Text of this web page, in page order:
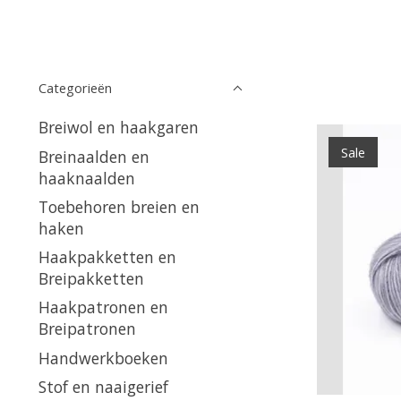
Categorieën
Breiwol en haakgaren
Breinaalden en
haaknaalden
Toebehoren breien en
haken
Haakpakketten en
Breipakketten
Haakpatronen en
Breipatronen
Handwerkboeken
Stof en naaigerief
Sale